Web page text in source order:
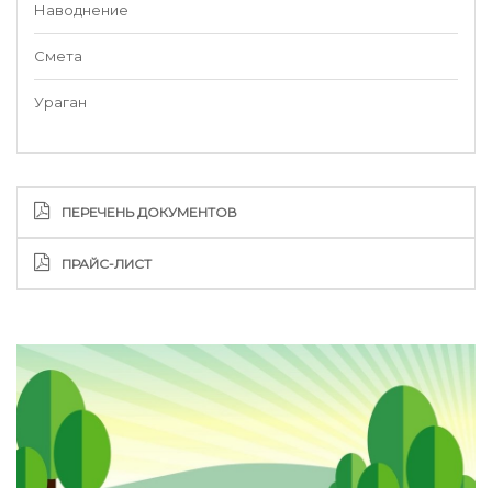
Наводнение
Смета
Ураган
ПЕРЕЧЕНЬ ДОКУМЕНТОВ
ПРАЙС-ЛИСТ